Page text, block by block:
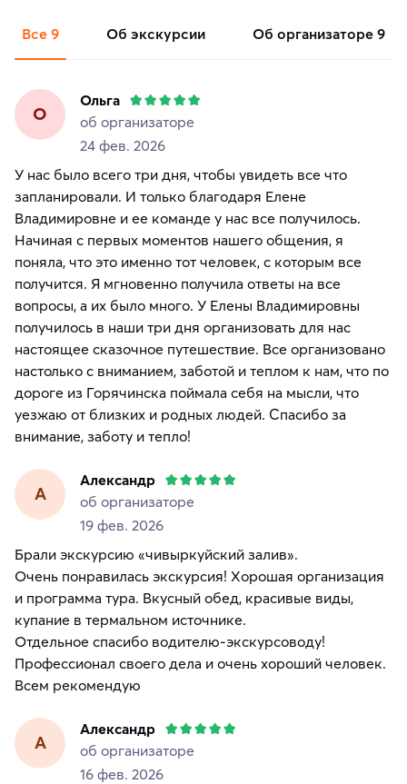
Все 9 об экскурсии об организаторе 9
О
Ольга
об организаторе
24 фев. 2026
У нас было всего три дня, чтобы увидеть все что
запланировали. И только благодаря Елене
Владимировне и ее команде у нас все получилось.
Начиная с первых моментов нашего общения, я
поняла, что это именно тот человек, с которым все
получится. Я мгновенно получила ответы на все
вопросы, а их было много. У Елены Владимировны
получилось в наши три дня организовать для нас
настоящее сказочное путешествие. Все организовано
настолько с вниманием, заботой и теплом к нам, что по
дороге из Горячинска поймала себя на мысли, что
уезжаю от близких и родных людей. Спасибо за
внимание, заботу и тепло!
А
Александр
об организаторе
19 фев. 2026
Брали экскурсию «чивыркуйский залив».
Очень понравилась экскурсия! Хорошая организация
и программа тура. Вкусный обед, красивые виды,
купание в термальном источнике.
Отдельное спасибо водителю-экскурсоводу!
Профессионал своего дела и очень хороший человек.
Всем рекомендую
А
Александр
об организаторе
16 фев. 2026